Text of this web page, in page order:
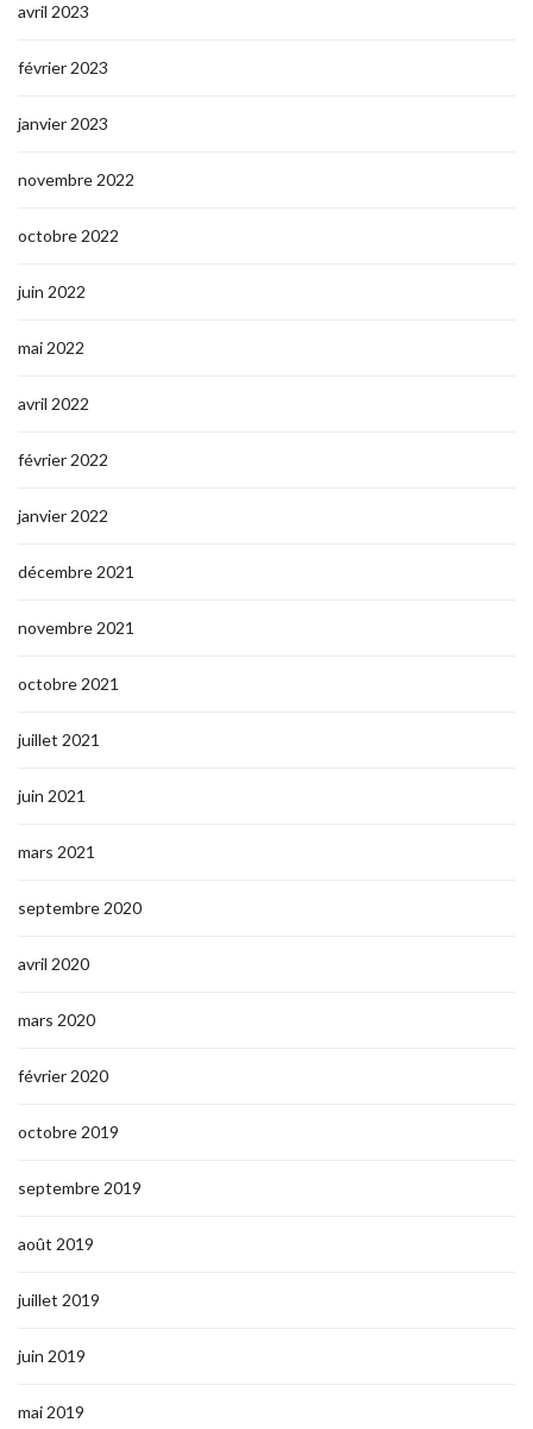
avril 2023
février 2023
janvier 2023
novembre 2022
octobre 2022
juin 2022
mai 2022
avril 2022
février 2022
janvier 2022
décembre 2021
novembre 2021
octobre 2021
juillet 2021
juin 2021
mars 2021
septembre 2020
avril 2020
mars 2020
février 2020
octobre 2019
septembre 2019
août 2019
juillet 2019
juin 2019
mai 2019